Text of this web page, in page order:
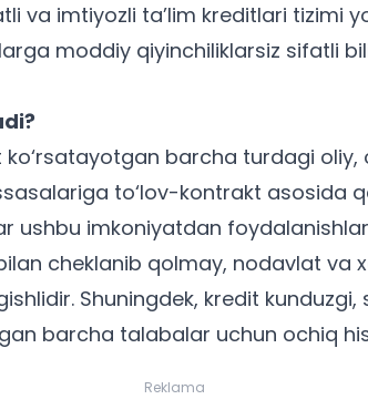
va imtiyozli ta’lim kreditlari tizimi
moddiy qiyinchiliklarsiz sifatli
barcha turdagi oliy,
to‘lov-kontrakt asosida
ushbu imkoniyatdan
cheklanib qolmay, nodavlat va
Shuningdek, kredit kunduzgi,
barcha talabalar uchun ochiq
Reklama